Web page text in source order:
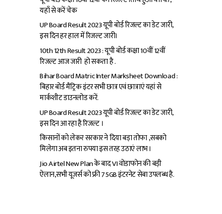
यहाँ से करें चेक
UP Board Result 2023 यूपी बोर्ड रिजल्ट का डेट जारी,
इस दिन हर हाल में रिजल्ट जारी।
10th 12th Result 2023 : यूपी बोर्ड कक्षा 10वीं 12वीं
रिजल्ट आज जारी हो सकता है .
Bihar Board Matric Inter Marksheet Download :
बिहार बोर्ड मैट्रिक इंटर सभी छात्र एवं छात्राएं यहां से
मार्कशीट डाउनलोड करें.
UP Board Result 2023 यूपी बोर्ड रिजल्ट का डेट जारी,
इस दिन आ रहा है रिजल्ट ।
किसानों को लेकर सरकार ने दिया बड़ा तोफा ,सबको
मिलेगा अब इतना रुपया इस तरह उठाएं लाभ ।
Jio Airtel New Plan के बाद VI वोडाफोन की बड़ी
ऐलान,सभी यूजर्स को फ्री 75GB इंटरनेट सेबा उपलब्ध है.